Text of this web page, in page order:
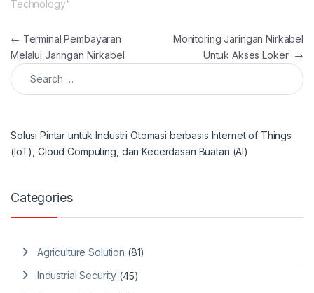
Technology"
Post navigation
← Terminal Pembayaran
Melalui Jaringan Nirkabel
Monitoring Jaringan Nirkabel
Untuk Akses Loker →
Search for:
Solusi Pintar untuk Industri Otomasi berbasis Internet of Things
(IoT), Cloud Computing, dan Kecerdasan Buatan (AI)
Categories
Agriculture Solution (81)
Industrial Security (45)